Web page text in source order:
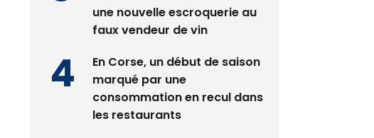
La gendarmerie alerte les
restaurateurs corses face à
faux vendeur de vin
En Corse, un début de saison
marqué par une